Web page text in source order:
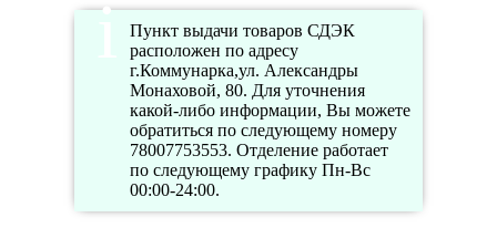
Пункт выдачи товаров СДЭК
расположен по адресу
г.Коммунарка,ул. Александры
Монаховой, 80. Для уточнения
какой-либо информации, Вы можете
обратиться по следующему номеру
78007753553. Отделение работает
по следующему графику Пн-Вс
00:00-24:00.